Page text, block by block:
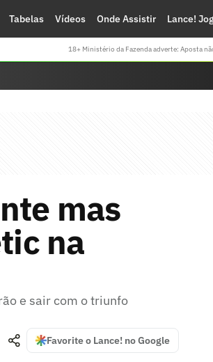
Tabelas Vídeos Onde Assistir Lance!
18+ Ministério da Fazenda adverte: Aposta
mas
na
e sair com o triunfo
Favorite o Lance! no Google